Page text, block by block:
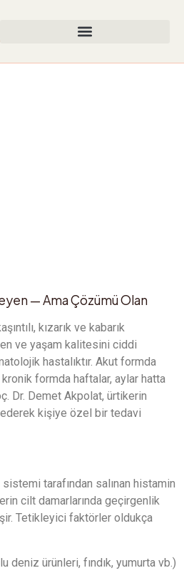
— Ama Çözümü Olan
kızarık ve kabarık
ve yaşam kalitesini ciddi
hastalıktır. Akut formda
formda haftalar, aylar hatta
Dr. Demet Akpolat, ürtikerin
kişiye özel bir tedavi
sistemi tarafından salınan histamin
cilt damarlarında geçirgenlik
Tetikleyici faktörler oldukça
deniz ürünleri, fındık, yumurta vb.)